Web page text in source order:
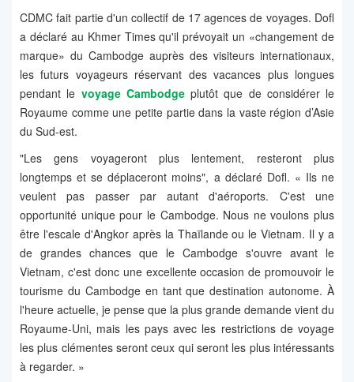
CDMC fait partie d'un collectif de 17 agences de voyages. Dofl
a déclaré au Khmer Times qu'il prévoyait un «changement de
marque» du Cambodge auprès des visiteurs internationaux,
les futurs voyageurs réservant des vacances plus longues
pendant le voyage Cambodgeplutôt que de considérer le
Royaume comme une petite partie dans la vaste région d’Asie
du Sud-est.
"Les gens voyageront plus lentement, resteront plus
longtemps et se déplaceront moins", a déclaré Dofl. « Ils ne
veulent pas passer par autant d'aéroports. C'est une
opportunité unique pour le Cambodge. Nous ne voulons plus
être l'escale d'Angkor après la Thaïlande ou le Vietnam. Il y a
de grandes chances que le Cambodge s'ouvre avant le
Vietnam, c'est donc une excellente occasion de promouvoir le
tourisme du Cambodge en tant que destination autonome. À
l'heure actuelle, je pense que la plus grande demande vient du
Royaume-Uni, mais les pays avec les restrictions de voyage
les plus clémentes seront ceux qui seront les plus intéressants
à regarder. »